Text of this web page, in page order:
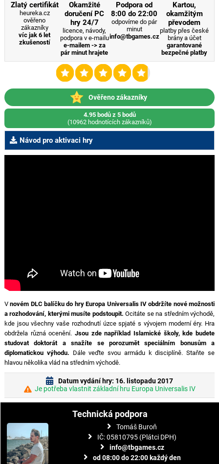
Zlatý certifikát
heureka.cz
ověřeno
zákazníky
víc jak 6 let
zkušeností
Okamžité
doručení PC
hry 24/7
licence, návody,
podpora v e-mailu
e-mailem -> za
pár minut hrajete
Podpora od
8:00 do 22:00
odpovíme do pár
minut
info@tbgames.cz
Kartou,
okamžitým
převodem
platby přes české
brány a účet
garantované
bezpečné platby
Ověřeno zákazníky
4.95 bodů z 5 bodů
(10962 hodnotících zákazníků)
Návod pro aktivaci hry
Vnovém DLC balíčku do hry Europa Universalis IV obdržíte nové možnosti
a rozhodování, kterými musíte podstoupit. Ocitáte se na středním východě,
kde jsou všechny vaše rozhodnutí úzce spjaté s vývojem moderní éry. Hra
obdržela různá ocenění. Jsou zde například Islamické školy, kde budete
studovat doktorát a snažíte se porozumět speciálním bonusům a
diplomatickou výhodu. Dále veďte svou armádu k disciplíně. Staňte se
hlavou několika vlád na středním východě.
Datum vydání hry: 16. listopadu 2017
Je potřeba vlastnit základní hru Europa Universalis IV
Technická podpora
Tomáš Buroň
IČ: 05810795 (Plátci DPH)
info@tbgames.cz
od 08:00 do 22:00 každý den